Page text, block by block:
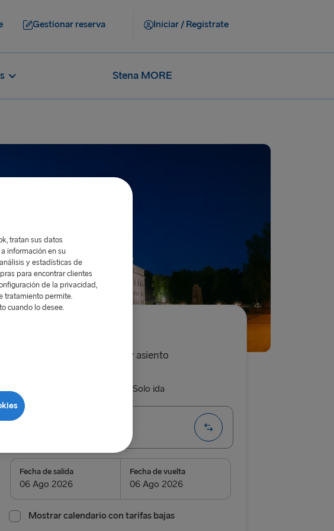
Gestionar reserva Iniciar / Regístrate
Stena MORE
solo ida, coche, conductor y asiento
Solo ida
Ruta
Belfast → Cairnryan
Belfast → Liverpool
Fecha de salida Fecha de vuelta
Mostrar calendario con tarifas bajas
tratan sus datos
información en su
y estadísticas de
para encontrar clientes
de la privacidad,
tratamiento permite.
cuando lo desee.